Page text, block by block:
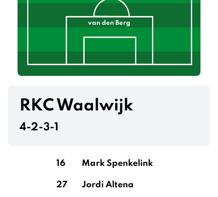
van den Berg
RKC Waalwijk
4-2-3-1
16 Mark Spenkelink
27 Jordi Altena